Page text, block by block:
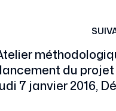
lancement du projet
7 janvier 2016,